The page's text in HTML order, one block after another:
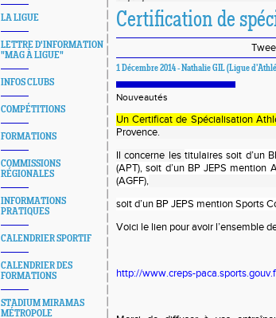
LA LIGUE
LETTRE D'INFORMATION
"MAG À LIGUE"
INFOS CLUBS
COMPÉTITIONS
FORMATIONS
COMMISSIONS
RÉGIONALES
INFORMATIONS
PRATIQUES
CALENDRIER SPORTIF
CALENDRIER DES
FORMATIONS
STADIUM MIRAMAS
MÉTROPOLE
Certification de
1 Décembre 2014 - Nathalie GIL (Ligue
Nouveautés
Un Certificat de Spécialisation
Provence.
Il concerne les titulaires soit d’un
(APT), soit d’un BP JEPS
(AGFF),
soit d’un BP JEPS mention Sports
Voici le lien pour avoir l’ensemble
http://www.creps-